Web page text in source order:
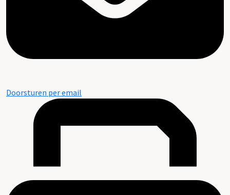
Doorsturen per email